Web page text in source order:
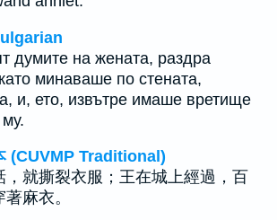
думите на жената, раздра
минаваше по стената,
и, ето, извътре имаше вретище
(CUVMP Traditional)
，就撕裂衣服；王在城上經過，百
麻衣。